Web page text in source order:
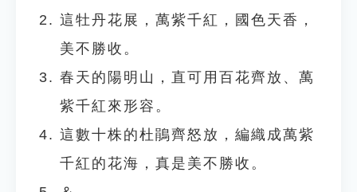
這牡丹花展，萬紫千紅，國色天香，
美不勝收。
春天的陽明山，直可用百花齊放、萬
紫千紅來形容。
這數十株的杜鵑齊怒放，編織成萬紫
千紅的花海，真是美不勝收。